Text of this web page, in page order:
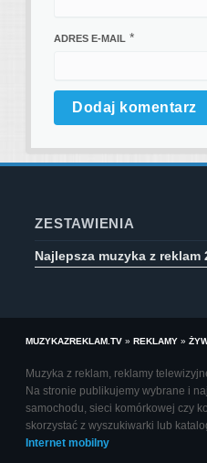
ADRES E-MAIL *
ZESTAWIENIA
Najlepsza muzyka z reklam
MUZYKAZREKLAM.TV » REKLAMY »
Muzyka z reklam, reklamy
Na stronie publikujemy wybrane i
samochodu, sieci komórkowej czy
skorzystać z wyszukiwarki lub
Internet mobilny